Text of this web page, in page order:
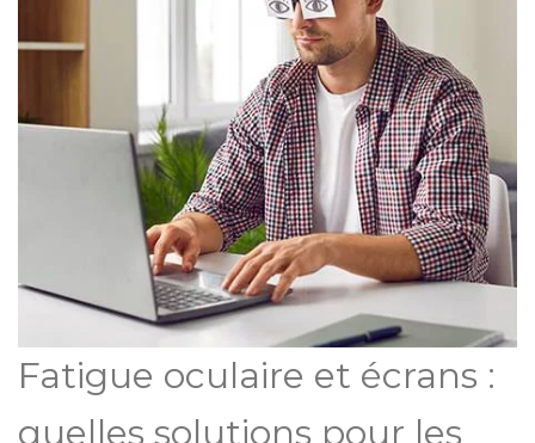
Fatigue oculaire et écrans :
quelles solutions pour les